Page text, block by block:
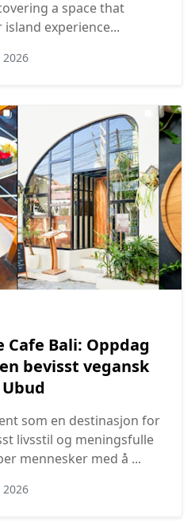
a space that
experience...
Cafe Bali: Oppdag
bevisst vegansk
som en destinasjon for
livsstil og meningsfulle
mennesker med å ...